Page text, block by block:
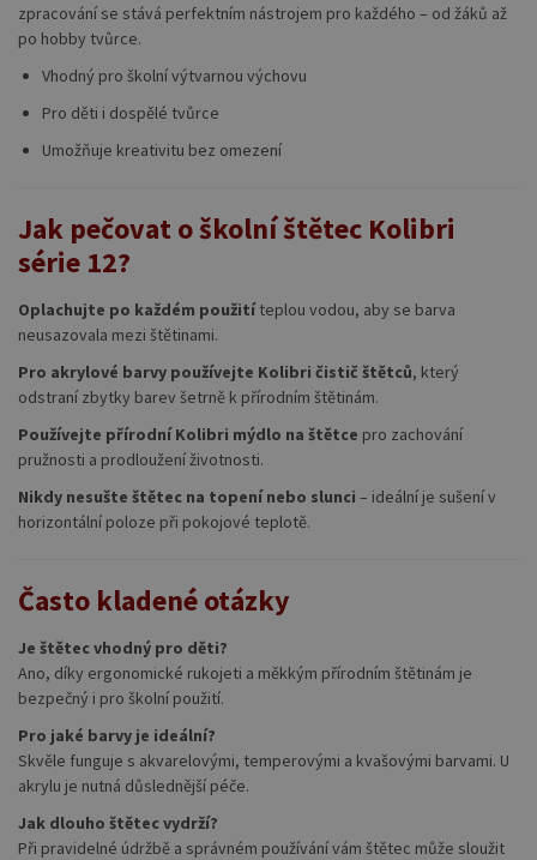
zpracování se stává perfektním nástrojem pro každého – od žáků až
po hobby tvůrce.
Vhodný pro školní výtvarnou výchovu
Pro děti i dospělé tvůrce
Umožňuje kreativitu bez omezení
Jak pečovat o školní štětec Kolibri
série 12?
Oplachujte po každém použitíteplou vodou, aby se barva
neusazovala mezi štětinami.
Pro akrylové barvy používejte Kolibri čistič štětců, který
odstraní zbytky barev šetrně k přírodním štětinám.
Používejte přírodní Kolibri mýdlo na štětce pro zachování
pružnosti a prodloužení životnosti.
Nikdy nesušte štětec na topení nebo slunci – ideální je sušení v
horizontální poloze při pokojové teplotě.
Často kladené otázky
Je štětec vhodný pro děti?
Ano, díky ergonomické rukojeti a měkkým přírodním štětinám je
bezpečný i pro školní použití.
Pro jaké barvy je ideální?
Skvěle funguje s akvarelovými, temperovými a kvašovými barvami. U
akrylu je nutná důslednější péče.
Jak dlouho štětec vydrží?
Při pravidelné údržbě a správném používání vám štětec může sloužit